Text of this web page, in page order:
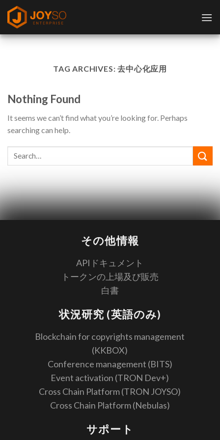
Skip
content
TAG ARCHIVES:去中心化应用
Nothing Found
It seems we can’t find what you’re looking for. Perhaps
searching can help.
その他情報
APIドキュメント
トークンの上場及び販売
白書
状況研究 (英語のみ)
Blockchain for copyrights management
(KKBOX)
Conference management (BITS)
Event activation (TRON Dev+)
Cross Chain Platform (TRON JOYSO)
Cross Chain Platform (Nebulas)
サポート